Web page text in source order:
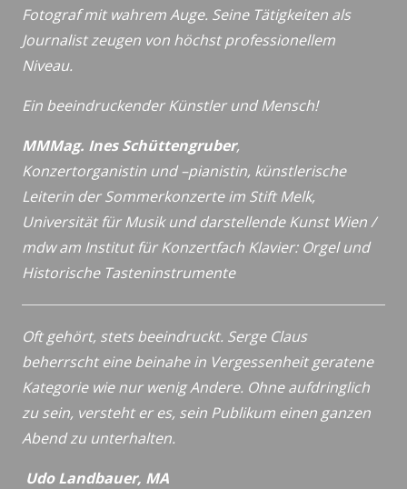
Fotograf mit wahrem Auge. Seine Tätigkeiten als
Journalist zeugen von höchst professionellem
Niveau.
Ein beeindruckender Künstler und Mensch!
MMMag. Ines Schüttengruber,
Konzertorganistin und –pianistin, künstlerische
Leiterin der Sommerkonzerte im Stift Melk,
Universität für Musik und darstellende Kunst Wien /
mdwam Institut für Konzertfach Klavier: Orgel und
Historische Tasteninstrumente
Oft gehört, stets beeindruckt. Serge Claus
beherrscht eine beinahe in Vergessenheit geratene
Kategorie wie nur wenig Andere. Ohne aufdringlich
zu sein, versteht er es, sein Publikum einen ganzen
Abend zu unterhalten.
Udo Landbauer, MA